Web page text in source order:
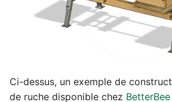
l
a
Alertes
Partage
Ci-dessus, un exemple de
de ruche disponible chez BetterBee